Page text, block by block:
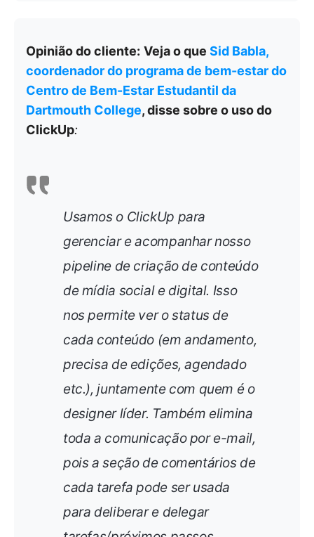
Opinião do cliente: Veja o que Sid Babla,
coordenador do programa de bem-estar do
Centro de Bem-Estar Estudantil da
Dartmouth College, disse sobre o uso do
ClickUp:
Usamos o ClickUp para
gerenciar e acompanhar nosso
pipeline de criação de conteúdo
de mídia social e digital. Isso
nos permite ver o status de
cada conteúdo (em andamento,
precisa de edições, agendado
etc.), juntamente com quem é o
designer líder. Também elimina
toda a comunicação por e-mail,
pois a seção de comentários de
cada tarefa pode ser usada
para deliberar e delegar